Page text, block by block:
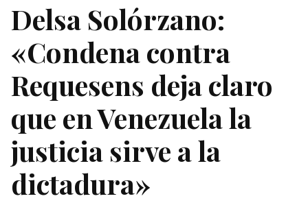
Delsa Solórzano:
«Condena contra
Requesens deja claro
que en Venezuela la
justicia sirve a la
dictadura»